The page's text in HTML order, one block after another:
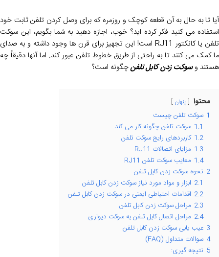
آیا تا به حال به آن قطعه کوچک و روزمره که برای وصل کردن تلفن ثابت خود
استفاده می کنید فکر کرده اید؟ خوب، اجازه دهید به شما بگویم، این سوکت
تلفن یا کانکتور RJ11 است! این تجهیز برای قرن ها وجود داشته و به صدای
ما کمک می کنند تا به راحتی از طریق خطوط تلفن عبور کند. اما آنها دقیقاً چه
هستند وسوکت زدن کابل تلفنچگونه است؟
محتوا پنهان
1 سوکت تلفن چیست
1.1 سوکت تلفن چگونه کار می کند
1.2 کاربردهای رایج سوکت تلفن
1.3 مزایای اتصالات RJ11
1.4 معایب سوکت تلفن RJ11
2 نحوه سوکت زدن کابل تلفن
2.1 ابزار و مواد مورد نیاز سوکت زدن کابل تلفن
2.2 اقدامات احتیاطی ایمنی در سوکت زدن کابل تلفن
2.3 مراحل سوکت زدن کابل تلفن
2.4 مراحل اتصال کابل تلفن به سوکت دیواری
3 عیب یابی سوکت زدن کابل تلفن
4 سوالات متداول (FAQ)
5 نتیجه گیری: